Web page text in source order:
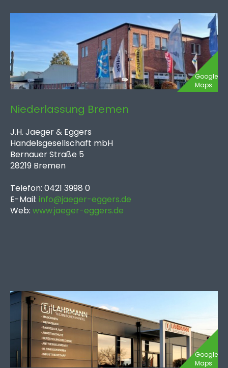
Google
Maps
Niederlassung Bremen
J.H. Jaeger & Eggers
Handelsgesellschaft mbH
Bernauer Straße 5
28219 Bremen
Telefon: 0421 3998 0
E-Mail: info@jaeger-eggers.de
Web: www.jaeger-eggers.de
Google
Maps